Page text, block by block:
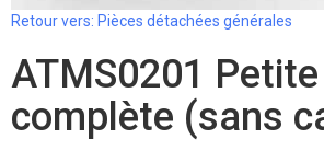
Retour vers: Pièces détachées générales
ATMS0201
complète (sans